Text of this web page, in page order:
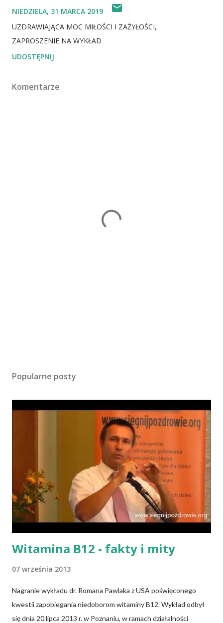
NIEDZIELA, 31 MARCA 2019
UZDRAWIAJĄCA MOC MIŁOŚCI I ZAŻYŁOŚCI
ZAPROSZENIE NA WYKŁAD
UDOSTĘPNIJ
Komentarze
Popularne posty
Witamina B12 - fakty i mity
07 września 2013
Nagranie wykładu dr. Romana Pawlaka z USA poświęconego
kwestii zapobiegania niedoborom witaminy B12. Wykład odbył
się dnia 20 lipca 2013 r. w Poznaniu, w ramach działalności